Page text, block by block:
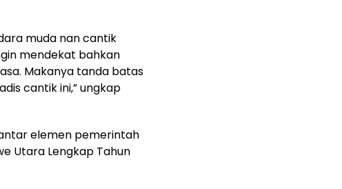
muda nan cantik
mendekat bahkan
Makanya tanda batas
cantik ini,” ungkap
elemen pemerintah
Utara Lengkap Tahun